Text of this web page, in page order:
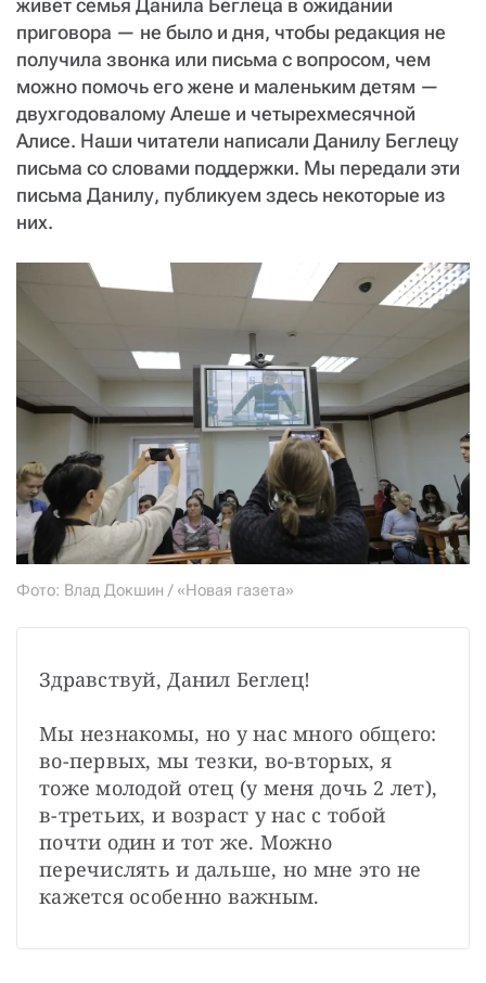
приговора — не было и дня, чтобы редакция не
получила звонка или письма с вопросом, чем
можно помочь его жене и маленьким детям —
двухгодовалому Алеше и четырехмесячной
Алисе. Наши читатели написали Данилу Беглецу
письма со словами поддержки. Мы передали эти
письма Данилу, публикуем здесь некоторые из
них.
Фото: Влад Докшин / «Новая газета»
Здравствуй, Данил Беглец!
Мы незнакомы, но у нас много общего:
во-первых, мы тезки, во-вторых, я
тоже молодой отец (у меня дочь 2 лет),
в-третьих, и возраст у нас с тобой
почти один и тот же. Можно
перечислять и дальше, но мне это не
кажется особенно важным.